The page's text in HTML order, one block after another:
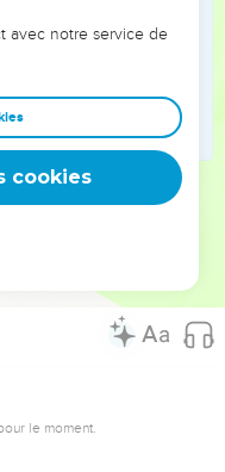
je l’exécuterai.
vous qui êtes
pas loin, je ne
accorder à *Sion la
Inc.® Used by permission.
le moment.
avec notre service de
cookies